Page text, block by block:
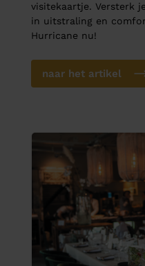
visitekaartje. Versterk
in uitstraling en
Hurricane nu!
naar het artikel